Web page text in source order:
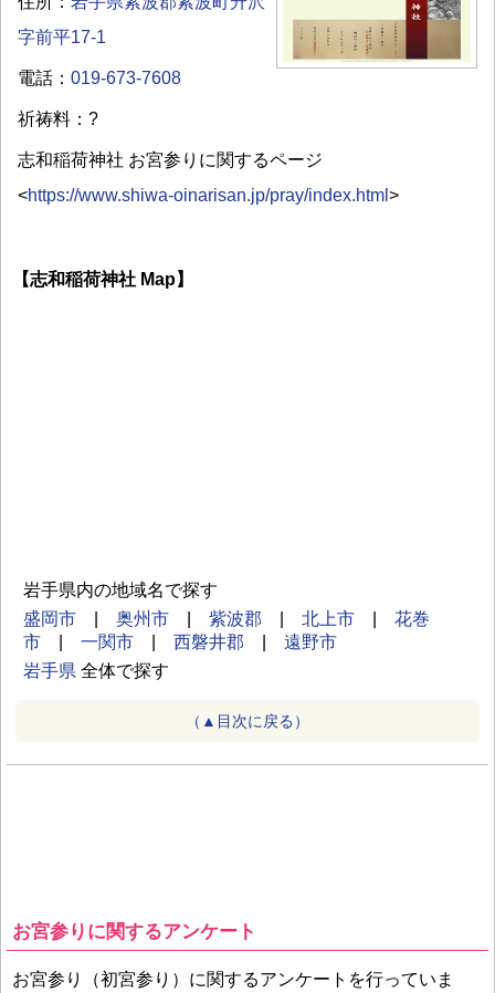
字前平17-1
電話： 019-673-7608
祈祷料：?
志和稲荷神社 お宮参りに関するページ
<https://www.shiwa-oinarisan.jp/pray/index.html >
【志和稲荷神社 Map】
岩手県内の地域名で探す
盛岡市
奥州市 紫波郡 北上市
花巻
市
一関市 西磐井郡
遠野市
岩手県 全体で探す
（▲目次に戻る）
お宮参りに関するアンケート
お宮参り（初宮参り）に関するアンケートを行っていま